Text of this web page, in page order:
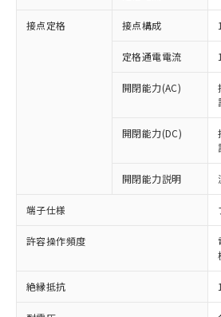
接点定格 接点構成
定格通電電流
開閉能力(AC)
開閉能力(DC)
開閉能力説明
端子仕様
許容操作頻度
絶縁抵抗
ご利用条件
以下の条件をお読みいただ
ご利用ください。
本サービスは、当社制
商品の当社在庫状況お
(税抜)を提供させてい
当社制御機器事業取扱
本サービスの対象外と
※1 対応状況
対応済み：EU RoHS指令
非含有に対応した製品が提
対応予定：EU RoHS指令（
有に対応した製品に切り替
対応予定なし：EU RoHS指
非含有に非対応の商品で、
調査・確認中：EU RoHS指
非含有の対応状況を調査中
商品です。
非該当品：ライセンス料など
害物質有無と関係のない商品
仕入先様の事情により、非含
いたものが、含有品と判明
「○」：最大均質材料含有率
基準値以下であることを示し
「×」：最大均質材料含有率
基準値を超えていることを示
当社は、これら貴社製